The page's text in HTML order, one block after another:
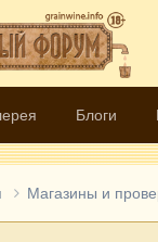
Блоги
Магазины и